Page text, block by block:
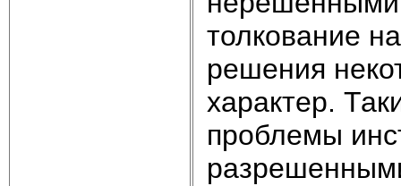
толкование
решения
характер.
проблемы